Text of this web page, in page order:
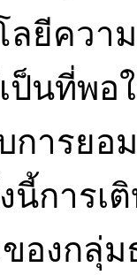
ยีควา
ป็นที่พอ
การย
นี้การเ
องกลุ่ม